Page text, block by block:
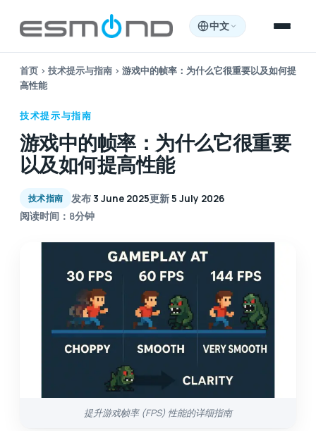
中文
首页 › 技术提示与指南 › 游戏中的帧率：为什么它很重要以及如何提
高性能
技术提示与指南
游戏中的帧率：为什么它很重要
以及如何提高性能
技术指南 发布3 June 2025更新5 July 2026
阅读时间：8分钟
提升游戏帧率 (FPS) 性能的详细指南